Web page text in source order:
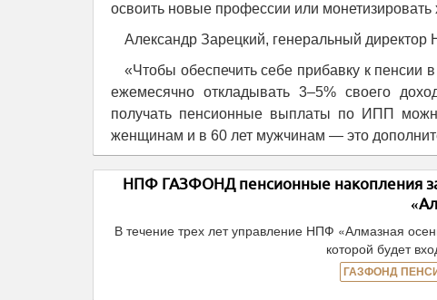
освоить новые профессии или монетизировать
Александр Зарецкий, генеральный
«Чтобы обеспечить себе прибавку к пенсии
ежемесячно откладывать 3–5% своего
получать пенсионные выплаты по ИПП
женщинам и в 60 лет мужчинам — это
НПФ ГАЗФОНД пенсионные накопления
В течение трех лет управление НПФ «Алмазная
которой будет
ГАЗФОНД